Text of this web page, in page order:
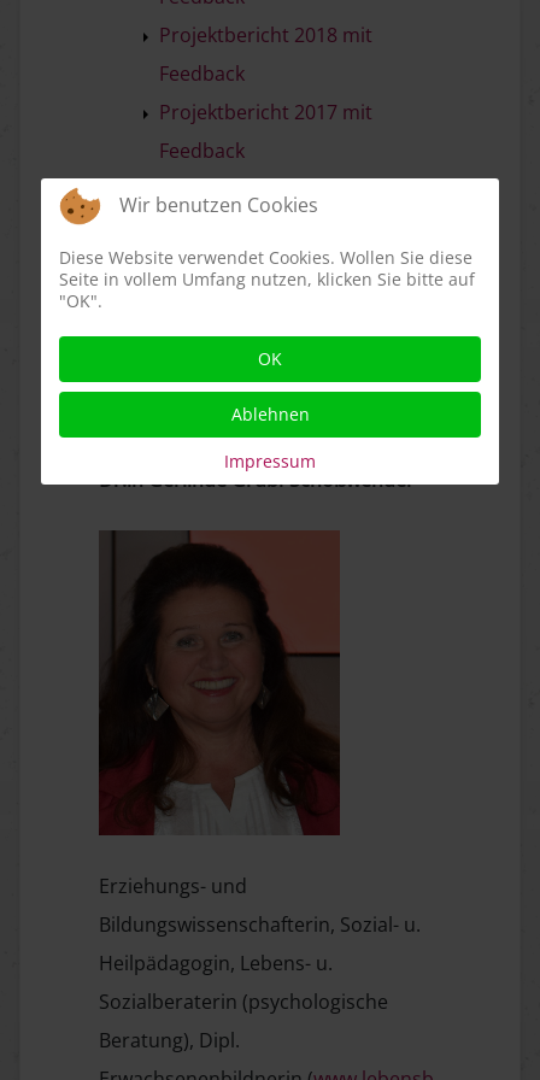
Projektbericht 2018 mit
Feedback
Projektbericht 2017 mit
Feedback
Projektbericht 2015 mit
Dr.in Gerlinde Grübl-Schößwender
Erziehungs- und
Bildungswissenschafterin, Sozial- u.
Heilpädagogin, Lebens- u.
Sozialberaterin (psychologische
Beratung), Dipl.
Wir benutzen Cookies
Diese Website verwendet Cookies. Wollen Sie diese
Seite in vollem Umfang nutzen, klicken Sie bitte auf
"OK".
OK
Ablehnen
Impressum